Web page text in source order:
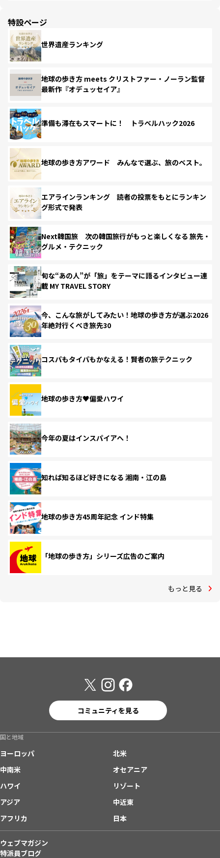
特設ページ
世界遺産ランキング
地球の歩き方 meets クリストファー・ノーラン監督
最新作『オデュッセイア』
準備も滞在もスマートに！ トラベルハック2026
地球の歩き方アワード みんなで選ぶ、旅のベスト。
エアラインランキング 読者の投票をもとにランキン
グ形式で発表
Next韓国旅 次の韓国旅行がもっと楽しくなる 旅先・
グルメ・テクニック
旬な“あの人”が「旅」をテーマに語るインタビュー連
載 MY TRAVEL STORY
今、こんな旅がしてみたい！地球の歩き方が選ぶ2026
年絶対行くべき旅先30
コスパもタイパもかなえる！賢者の旅テクニック
地球の歩き方♥偏愛ハワイ
今年の夏はインスパイアへ！
知れば知るほど好きになる 湘南・江の島
地球の歩き方45周年記念 インド特集
「地球の歩き方」シリーズ広告のご案内
もっと見る
コミュニティを見る
国と地域
ヨーロッパ
北米
中南米
オセアニア
ハワイ
リゾート
アジア
中近東
アフリカ
日本
ウェブマガジン
特派員ブログ